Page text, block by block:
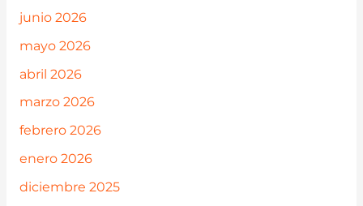
junio 2026
mayo 2026
abril 2026
marzo 2026
febrero 2026
enero 2026
diciembre 2025